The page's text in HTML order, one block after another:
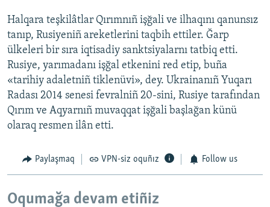
Halqara teşkilâtlar Qırımnıñ işğali ve ilhaqını qanunsız
tanıp, Rusiyeniñ areketlerini taqbih ettiler. Ğarp
ülkeleri bir sıra iqtisadiy sanktsiyalarnı tatbiq etti.
Rusiye, yarımadanı işğal etkenini red etip, buña
«tarihiy adaletniñ tiklenüvi», dey. Ukrainanıñ Yuqarı
Radası 2014 senesi fevralniñ 20-sini, Rusiye tarafından
Qırım ve Aqyarnıñ muvaqqat işğali başlağan künü
olaraq resmen ilân etti.
Paylaşmaq VPN-siz oquñız Follow us
Oqumağa devam etiñiz